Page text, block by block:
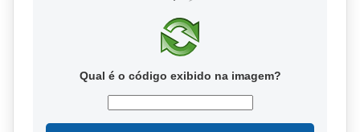
Qual é o código exibido na imagem?